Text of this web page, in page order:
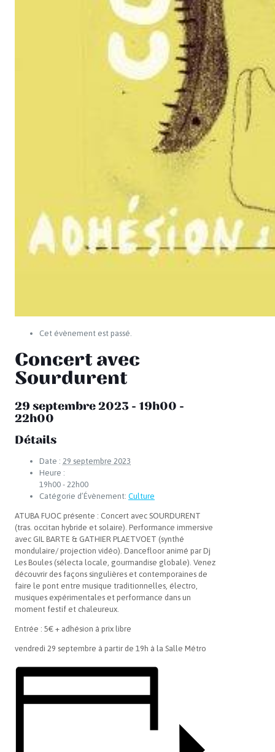
Cet évènement est passé.
Concert avec
Sourdurent
29 septembre 2023 - 19h00 -
22h00
Détails
Date : 29 septembre 2023
Heure :
19h00 - 22h00
Catégorie d’Évènement: Culture
ATUBA FUOC présente : Concert avec SOURDURENT
(tras. occitan hybride et solaire). Performance immersive
avec GIL BARTE & GATHIER PLAETVOET (synthé
mondulaire/ projection vidéo). Dancefloor animé par Dj
Les Boules (sélecta locale, gourmandise globale). Venez
découvrir des façons singulières et contemporaines de
faire le pont entre musique traditionnelles, électro,
musiques expérimentales et performance dans un
moment festif et chaleureux.
Entrée : 5€ + adhésion à prix libre
vendredi 29 septembre à partir de 19h à la Salle Métro